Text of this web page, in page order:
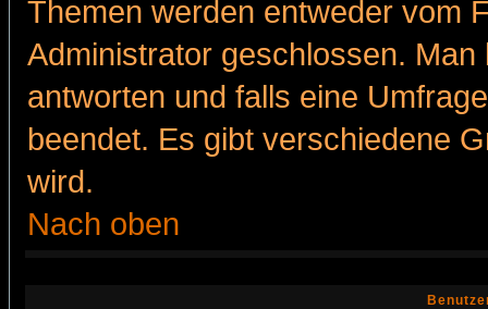
Themen werden entweder vom
Administrator geschlossen.
antworten und falls eine
beendet. Es gibt verschiedene
wird.
Nach oben